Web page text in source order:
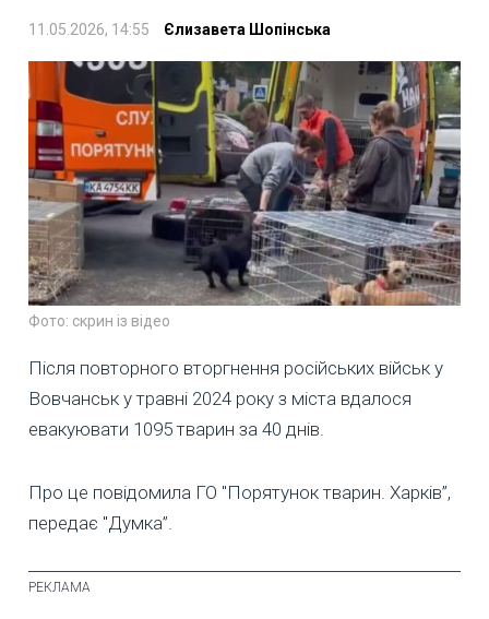
11.05.2026, 14:55 Єлизавета Шопінська
Фото: скрин із відео
Після повторного вторгнення російських військ у
Вовчанськ у травні 2024 року з міста вдалося
евакуювати 1095 тварин за 40 днів.
Про це повідомила ГО "Порятунок тварин. Харків”,
передає "Думка”.